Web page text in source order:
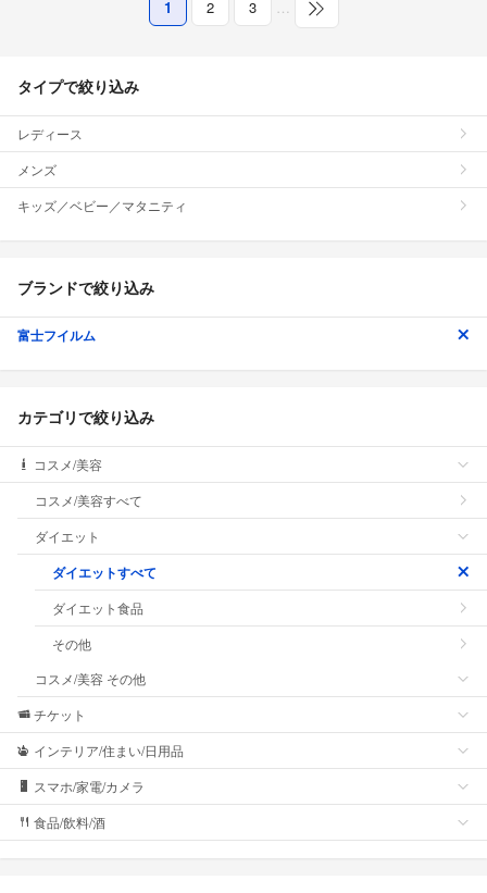
1 2 3 …
タイプで絞り込み
レディース
メンズ
キッズ／ベビー／マタニティ
ブランドで絞り込み
富士フイルム
カテゴリで絞り込み
コスメ/美容
コスメ/美容すべて
ダイエット
ダイエットすべて
ダイエット食品
その他
コスメ/美容 その他
チケット
インテリア/住まい/日用品
スマホ/家電/カメラ
食品/飲料/酒